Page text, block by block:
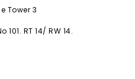
Tower 3
RT 14/ RW 14.